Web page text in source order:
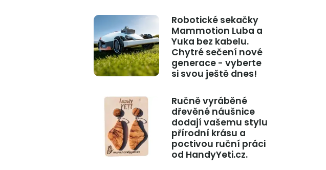
Robotické sekačky
Mammotion Luba a
Yuka bez kabelu.
Chytré sečení nové
generace - vyberte
si svou ještě dnes!
Ručně vyráběné
dřevěné náušnice
dodají vašemu stylu
přírodní krásu a
poctivou ruční práci
od HandyYeti.cz.